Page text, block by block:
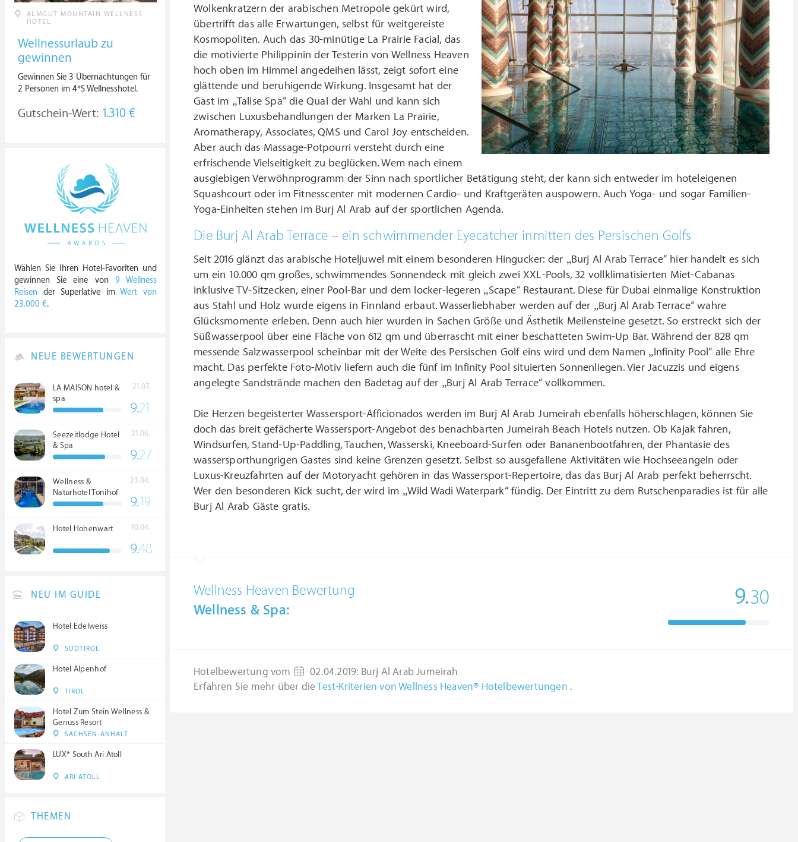
Wolkenkratzern der arabischen Metropole gekürt wird,
übertrifft das alle Erwartungen, selbst für weitgereiste
Kosmopoliten. Auch das 30-minütige La Prairie Facial, das
die motivierte Philippinin der Testerin von Wellness Heaven
hoch oben im Himmel angedeihen lässt, zeigt sofort eine
glättende und beruhigende Wirkung. Insgesamt hat der
Gast im „Talise Spa“ die Qual der Wahl und kann sich
zwischen Luxusbehandlungen der Marken La Prairie,
Aromatherapy, Associates, QMS und Carol Joy entscheiden.
Aber auch das Massage-Potpourri versteht durch eine
erfrischende Vielseitigkeit zu beglücken. Wem nach einem
ausgiebigen Verwöhnprogramm der Sinn nach sportlicher Betätigung steht, der kann sich entweder im hoteleigenen
Squashcourt oder im Fitnesscenter mit modernen Cardio- und Kraftgeräten auspowern. Auch Yoga- und sogar Familien-
Yoga-Einheiten stehen im Burj Al Arab auf der sportlichen Agenda.
Die Burj Al Arab Terrace – ein schwimmender Eyecatcher inmitten des Persischen Golfs
Seit 2016 glänzt das arabische Hoteljuwel mit einem besonderen Hingucker: der „Burj Al Arab Terrace“ hier handelt es sich
um ein 10.000 qm großes, schwimmendes Sonnendeck mit gleich zwei XXL-Pools, 32 vollklimatisierten Miet-Cabanas
inklusive TV-Sitzecken, einer Pool-Bar und dem locker-legeren „Scape“ Restaurant. Diese für Dubai einmalige Konstruktion
aus Stahl und Holz wurde eigens in Finnland erbaut. Wasserliebhaber werden auf der „Burj Al Arab Terrace“ wahre
Glücksmomente erleben. Denn auch hier wurden in Sachen Größe und Ästhetik Meilensteine gesetzt. So erstreckt sich der
Süßwasserpool über eine Fläche von 612 qm und überrascht mit einer beschatteten Swim-Up Bar. Während der 828 qm
messende Salzwasserpool scheinbar mit der Weite des Persischen Golf eins wird und dem Namen „Infinity Pool“ alle Ehre
macht. Das perfekte Foto-Motiv liefern auch die fünf im Infinity Pool situierten Sonnenliegen. Vier Jacuzzis und eigens
angelegte Sandstrände machen den Badetag auf der „Burj Al Arab Terrace“ vollkommen.
Die Herzen begeisterter Wassersport-Afficionados werden im Burj Al Arab Jumeirah ebenfalls höherschlagen, können Sie
doch das breit gefächerte Wassersport-Angebot des benachbarten Jumeirah Beach Hotels nutzen. Ob Kajak fahren,
Windsurfen, Stand-Up-Paddling, Tauchen, Wasserski, Kneeboard-Surfen oder Bananenbootfahren, der Phantasie des
wassersporthungrigen Gastes sind keine Grenzen gesetzt. Selbst so ausgefallene Aktivitäten wie Hochseeangeln oder
Luxus-Kreuzfahrten auf der Motoryacht gehören in das Wassersport-Repertoire, das das Burj Al Arab perfekt beherrscht.
Wer den besonderen Kick sucht, der wird im „Wild Wadi Waterpark“ fündig. Der Eintritt zu dem Rutschenparadies ist für alle
Burj Al Arab Gäste gratis.
Wellness Heaven Bewertung
Wellness & Spa:
9.30
Hotelbewertung vom 02.04.2019: Burj Al Arab Jumeirah
Erfahren Sie mehr über dieTest-Kriterien von Wellness Heaven® Hotelbewertungen .
ALMGUT MOUNTAIN WELLNESS
HOTEL
Wellnessurlaub zu
gewinnen
Gewinnen Sie 3 Übernachtungen für
2 Personen im 4*S Wellnesshotel.
Gutschein-Wert: 1.310 €
Wählen Sie Ihren Hotel-Favoriten und
gewinnen Sie eine von 9 Wellness
Reisen der Superlative imWert von
23.000 €.
NEUE BEWERTUNGEN
LA MAISON hotel &
spa
21.07.
9.21
Seezeitlodge Hotel
& Spa
21.06.
9.27
Wellness &
Naturhotel Tonihof
****S
23.04.
9.19
Hotel Hohenwart 10.04.
9.48
NEU IM GUIDE
Hotel Edelweiss
SÜDTIROL
Hotel Alpenhof
TIROL
Hotel Zum Stein Wellness &
Genuss Resort
SACHSEN-ANHALT
LUX* South Ari Atoll
ARI ATOLL
THEMEN